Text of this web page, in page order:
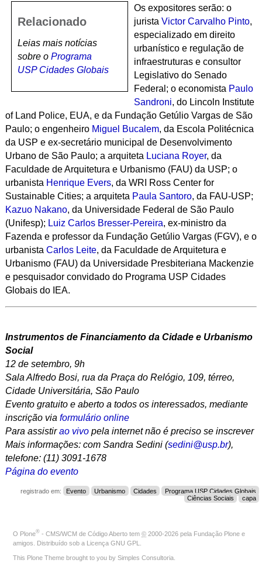
Relacionado
Leias mais notícias
sobre o Programa
USP Cidades Globais
Os expositores serão: o
jurista Victor Carvalho Pinto,
especializado em direito
urbanístico e regulação de
infraestruturas e consultor
Legislativo do Senado
Federal; o economista Paulo
Sandroni, do Lincoln Institute
of Land Police, EUA, e da Fundação Getúlio Vargas de São
Paulo; o engenheiro Miguel Bucalem, da Escola Politécnica
da USP e ex-secretário municipal de Desenvolvimento
Urbano de São Paulo; a arquiteta Luciana Royer, da
Faculdade de Arquitetura e Urbanismo (FAU) da USP; o
urbanista Henrique Evers, da WRI Ross Center for
Sustainable Cities; a arquiteta Paula Santoro, da FAU-USP;
Kazuo Nakano, da Universidade Federal de São Paulo
(Unifesp); Luiz Carlos Bresser-Pereira, ex-ministro da
Fazenda e professor da Fundação Getúlio Vargas (FGV), e o
urbanista Carlos Leite, da Faculdade de Arquitetura e
Urbanismo (FAU) da Universidade Presbiteriana Mackenzie
e pesquisador convidado do Programa USP Cidades
Globais do IEA.
Instrumentos de Financiamento da Cidade e Urbanismo
Social
12 de setembro, 9h
Sala Alfredo Bosi, rua da Praça do Relógio, 109, térreo,
Cidade Universitária, São Paulo
Evento gratuito e aberto a todos os interessados, mediante
inscrição via formulário online
Para assistirao vivopela internet não é preciso se inscrever
Mais informações: com Sandra Sedini (sedini@usp.br),
telefone: (11) 3091-1678
Página do evento
registrado em: Evento Urbanismo Cidades
Programa USP Cidades Globais
Ciências Sociais
capa
O Plone® - CMS/WCM de Código Aberto tem © 2000-2026 pela Fundação Plone e
amigos. Distribuído sob a Licença GNU GPL
This Plone Theme brought to you by Simples Consultoria